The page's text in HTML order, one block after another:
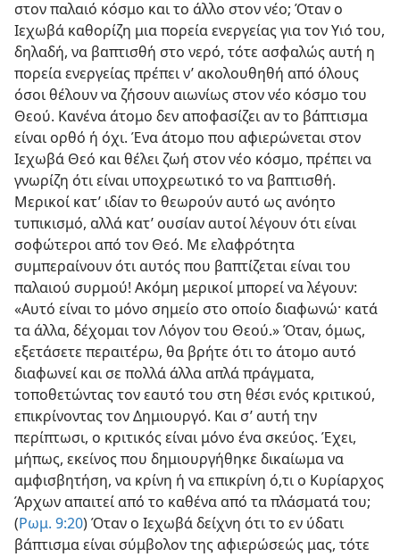
στον παλαιό κόσμο και το άλλο στον νέο; Όταν ο
Ιεχωβά καθορίζη μια πορεία ενεργείας για τον Υιό του,
δηλαδή, να βαπτισθή στο νερό, τότε ασφαλώς αυτή η
πορεία ενεργείας πρέπει ν’ ακολουθηθή από όλους
όσοι θέλουν να ζήσουν αιωνίως στον νέο κόσμο του
Θεού. Κανένα άτομο δεν αποφασίζει αν το βάπτισμα
είναι ορθό ή όχι. Ένα άτομο που αφιερώνεται στον
Ιεχωβά Θεό και θέλει ζωή στον νέο κόσμο, πρέπει να
γνωρίζη ότι είναι υποχρεωτικό το να βαπτισθή.
Μερικοί κατ’ ιδίαν το θεωρούν αυτό ως ανόητο
τυπικισμό, αλλά κατ’ ουσίαν αυτοί λέγουν ότι είναι
σοφώτεροι από τον Θεό. Με ελαφρότητα
συμπεραίνουν ότι αυτός που βαπτίζεται είναι του
παλαιού συρμού! Ακόμη μερικοί μπορεί να λέγουν:
«Αυτό είναι το μόνο σημείο στο οποίο διαφωνώ· κατά
τα άλλα, δέχομαι τον Λόγον του Θεού.» Όταν, όμως,
εξετάσετε περαιτέρω, θα βρήτε ότι το άτομο αυτό
διαφωνεί και σε πολλά άλλα απλά πράγματα,
τοποθετώντας τον εαυτό του στη θέσι ενός κριτικού,
επικρίνοντας τον Δημιουργό. Και σ’ αυτή την
περίπτωσι, ο κριτικός είναι μόνο ένα σκεύος. Έχει,
μήπως, εκείνος που δημιουργήθηκε δικαίωμα να
αμφισβητήση, να κρίνη ή να επικρίνη ό,τι ο Κυρίαρχος
Άρχων απαιτεί από το καθένα από τα πλάσματά του;
(Ρωμ. 9:20) Όταν ο Ιεχωβά δείχνη ότι το εν ύδατι
βάπτισμα είναι σύμβολον της αφιερώσεώς μας, τότε